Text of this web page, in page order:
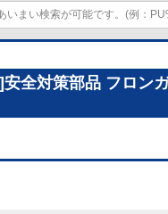
全対策部品 フロン